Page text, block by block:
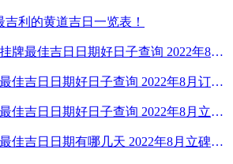
吉利的黄道吉日一览表！
2022年8月上牌挂牌最佳吉日日期好日子查询 2022年8月上牌吉日精选
2022年8月订盟最佳吉日日期好日子查询 2022年8月订盟黄道吉日一览
2022年8月立券最佳吉日日期好日子查询 2022年8月立券的黄道吉日一览
2022年8月立碑最佳吉日日期有哪几天 2022年8月立碑吉日查询